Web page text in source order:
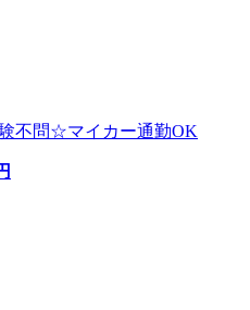
不問☆マイカー通勤OK